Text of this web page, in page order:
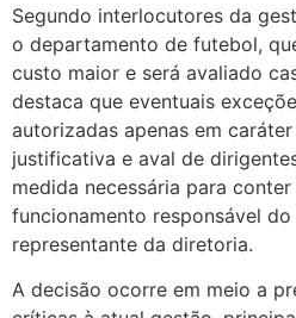
Segundo interlocutores da
o departamento de futebol,
custo maior e será avaliado
destaca que eventuais
autorizadas apenas em
justificativa e aval de
medida necessária para
funcionamento responsável do
representante da diretoria.
A decisão ocorre em meio a